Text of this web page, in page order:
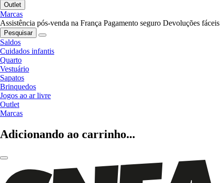
Outlet
Marcas
Assistência pós-venda na França Pagamento seguro Devoluções fáceis
Pesquisar
Saldos
Cuidados infantis
Quarto
Vestuário
Sapatos
Brinquedos
Jogos ao ar livre
Outlet
Marcas
Adicionando ao carrinho...